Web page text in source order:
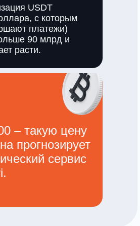
USDT
с которым
платежи)
90 млрд и
расти.
– такую цену
прогнозирует
сервис